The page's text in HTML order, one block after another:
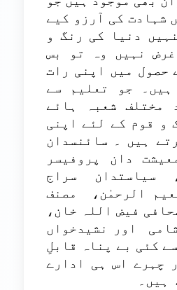
شہادت کی آرزو کیے
دنیا کی رنگ و
نہیں وہ تو بس
حصول میں اپنی رات
جو تعلیم سے
مختلف شعبہ ہائے
و قوم کے لئے اپنی
ہیں ۔ سائنسدان
دان پروفیسر
سیاستدان سراج
الرحمٰن،
مصنف
فیض اللہ خان،
اور نشیدخواں
کئی بے پناہ قابلِ
چہرے اس ہی ادارے
ہیں۔